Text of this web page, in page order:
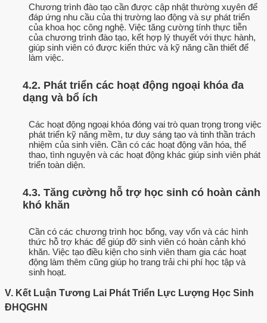
Chương trình đào tạo cần được cập nhật thường xuyên để
đáp ứng nhu cầu của thị trường lao động và sự phát triển
của khoa học công nghệ. Việc tăng cường tính thực tiễn
của chương trình đào tạo, kết hợp lý thuyết với thực hành,
giúp sinh viên có được kiến thức và kỹ năng cần thiết để
làm việc.
4.2. Phát triển các hoạt động ngoại khóa đa
dạng và bổ ích
Các hoạt động ngoại khóa đóng vai trò quan trọng trong việc
phát triển kỹ năng mềm, tư duy sáng tạo và tinh thần trách
nhiệm của sinh viên. Cần có các hoạt động văn hóa, thể
thao, tình nguyện và các hoạt động khác giúp sinh viên phát
triển toàn diện.
4.3. Tăng cường hỗ trợ học sinh có hoàn cảnh
khó khăn
Cần có các chương trình học bổng, vay vốn và các hình
thức hỗ trợ khác để giúp đỡ sinh viên có hoàn cảnh khó
khăn. Việc tạo điều kiện cho sinh viên tham gia các hoạt
động làm thêm cũng giúp họ trang trải chi phí học tập và
sinh hoạt.
V. Kết Luận Tương Lai Phát Triển Lực Lượng Học Sinh
ĐHQGHN